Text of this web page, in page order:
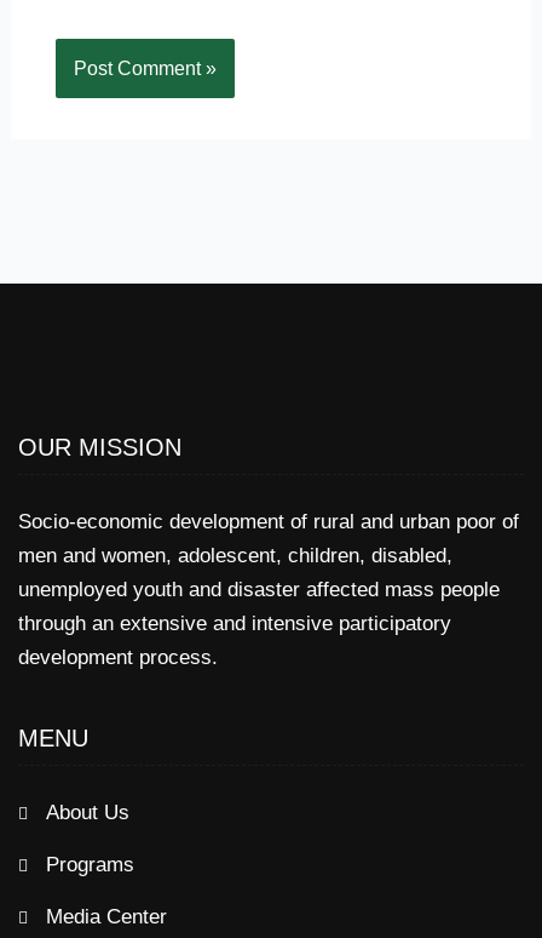
OUR MISSION
Socio-economic development of rural and urban poor of
men and women, adolescent, children, disabled,
unemployed youth and disaster affected mass people
through an extensive and intensive participatory
development process.
MENU
About Us
Programs
Media Center